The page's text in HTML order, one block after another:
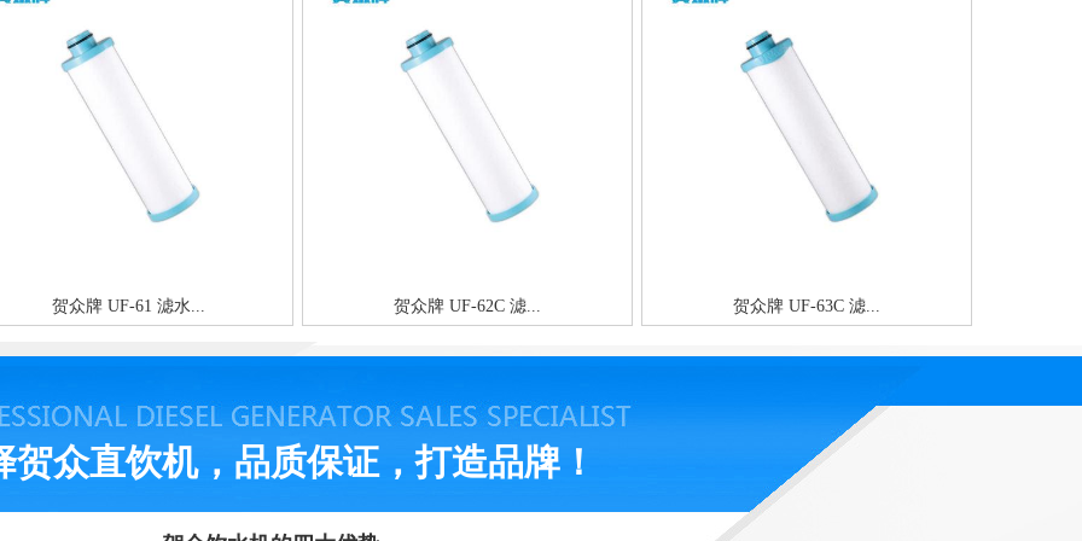
贺众牌 UF-61 滤水... 贺众牌 UF-62C 滤... 贺众牌 UF-63C 滤...
贺众直饮机，品质保证，打造品牌！